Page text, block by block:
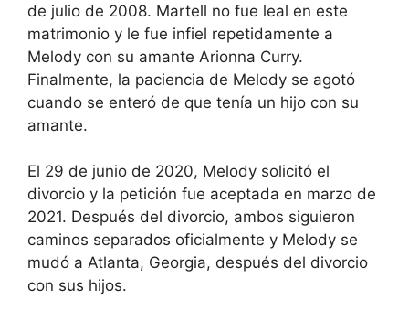
de julio de 2008. Martell no fue leal en este
matrimonio y le fue infiel repetidamente a
Melody con su amante Arionna Curry.
Finalmente, la paciencia de Melody se agotó
cuando se enteró de que tenía un hijo con su
amante.
El 29 de junio de 2020, Melody solicitó el
divorcio y la petición fue aceptada en marzo de
2021. Después del divorcio, ambos siguieron
caminos separados oficialmente y Melody se
mudó a Atlanta, Georgia, después del divorcio
con sus hijos.